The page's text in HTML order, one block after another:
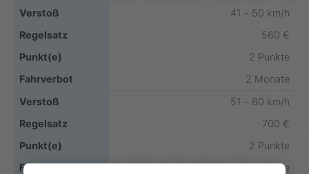
41 - 50 km/h
560 €
2 Punkte
2 Monate
51 - 60 km/h
700 €
2 Punkte
3 Monate